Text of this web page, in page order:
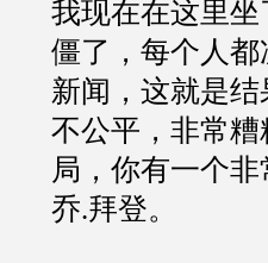
我现在在这里
僵了，每个人
新闻，这就是
不公平，非常
局，你有一个
乔.拜登。